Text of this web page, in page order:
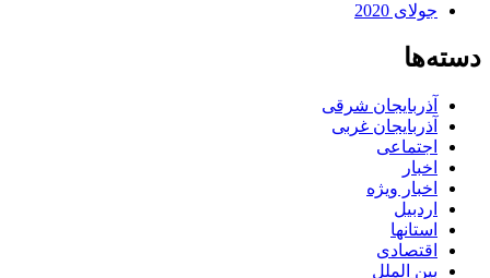
جولای 2020
دسته‌ها
آذربایجان شرقی
آذربایجان غربی
اجتماعی
اخبار
اخبار ویژه
اردبیل
استانها
اقتصادی
بین الملل